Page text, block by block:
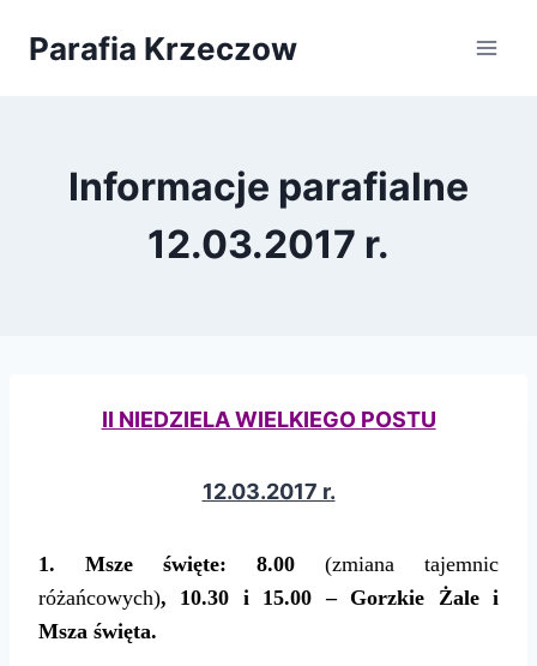
Parafia Krzeczow
Informacje parafialne
12.03.2017 r.
II NIEDZIELA WIELKIEGO POSTU
12.03.2017 r.
1. Msze święte: 8.00 (zmiana tajemnic
różańcowych), 10.30 i 15.00 – Gorzkie Żale i
Msza święta.